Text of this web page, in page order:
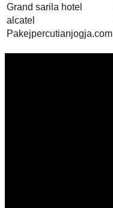
Grand sarila hotel
alcatel
Pakejpercutianjogja.com